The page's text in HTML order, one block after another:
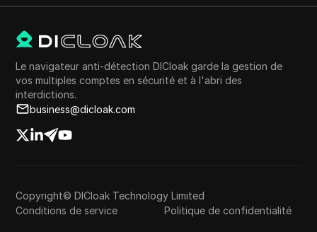
Le navigateur anti-détection DICloak garde la gestion de
vos multiples comptes en sécurité et à l'abri des
interdictions.
business@dicloak.com
Copyright© DICloak Technology Limited
Conditions de service
Politique de confidentialité